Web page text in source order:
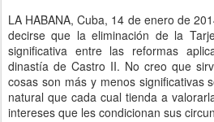
LA HABANA, Cuba, 14 de enero de
decirse que la eliminación de la
significativa entre las reformas
dinastía de Castro II. No creo que
cosas son más y menos significativas
natural que cada cual tienda a
intereses que les condicionan sus